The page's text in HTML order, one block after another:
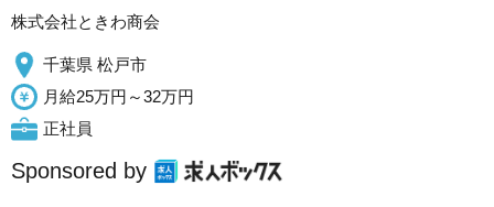
株式会社ときわ商会
千葉県 松戸市
月給25万円～32万円
正社員
Sponsored by